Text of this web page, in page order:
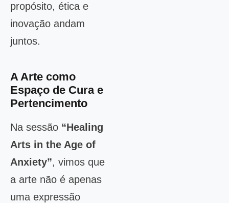
propósito, ética e
inovação andam
juntos.
A Arte como
Espaço de Cura e
Pertencimento
Na sessão “Healing
Arts in the Age of
Anxiety”, vimos que
a arte não é apenas
uma expressão